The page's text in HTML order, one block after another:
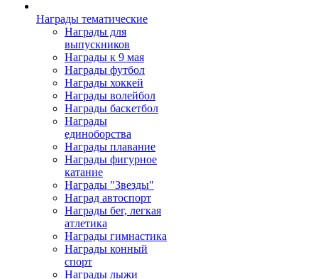
Награды тематические
Награды для
выпускников
Награды к 9 мая
Награды футбол
Награды хоккей
Награды волейбол
Награды баскетбол
Награды
единоборства
Награды плавание
Награды фигурное
катание
Награды "Звезды"
Наград автоспорт
Награды бег, легкая
атлетика
Награды гимнастика
Награды конный
спорт
Награды лыжи